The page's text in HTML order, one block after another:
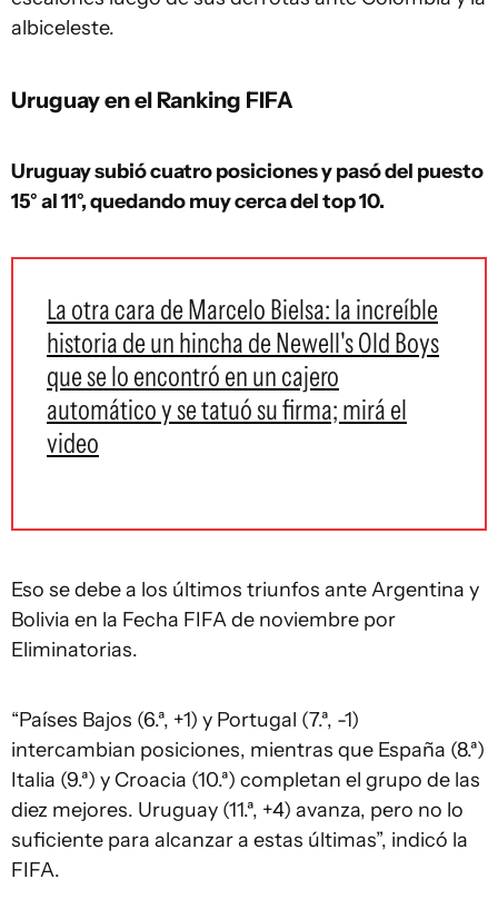
albiceleste.
Uruguay en el Ranking FIFA
Uruguay subió cuatro posiciones y pasó del puesto
15° al 11°, quedando muy cerca del top 10.
La otra cara de Marcelo Bielsa: la increíble
historia de un hincha de Newell's Old Boys
que se lo encontró en un cajero
automático y se tatuó su firma; mirá el
video
Eso se debe a los últimos triunfos ante Argentina y
Bolivia en la Fecha FIFA de noviembre por
Eliminatorias.
“Países Bajos (6.ª, +1) y Portugal (7.ª, -1)
intercambian posiciones, mientras que España (8.ª)
Italia (9.ª) y Croacia (10.ª) completan el grupo de las
diez mejores. Uruguay (11.ª, +4) avanza, pero no lo
suficiente para alcanzar a estas últimas”, indicó la
FIFA.